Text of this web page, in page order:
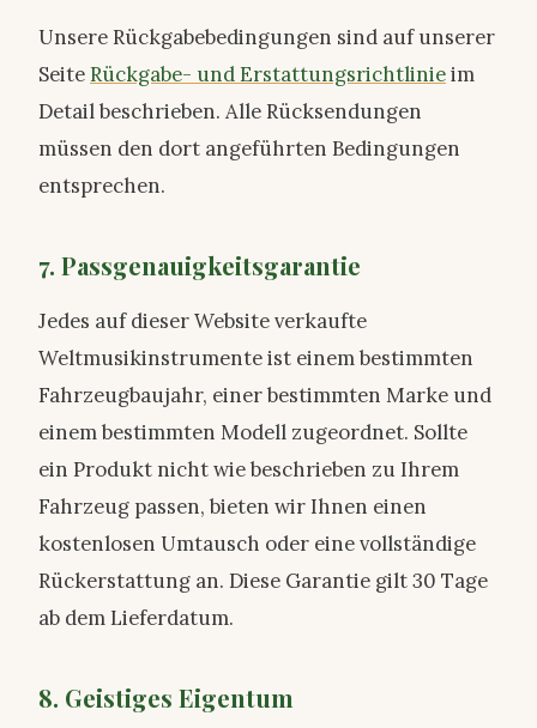
Unsere Rückgabebedingungen sind auf unserer
SeiteRückgabe- und Erstattungsrichtlinieim
Detail beschrieben. Alle Rücksendungen
müssen den dort angeführten Bedingungen
entsprechen.
7. Passgenauigkeitsgarantie
Jedes auf dieser Website verkaufte
Weltmusikinstrumente ist einem bestimmten
Fahrzeugbaujahr, einer bestimmten Marke und
einem bestimmten Modell zugeordnet. Sollte
ein Produkt nicht wie beschrieben zu Ihrem
Fahrzeug passen, bieten wir Ihnen einen
kostenlosen Umtausch oder eine vollständige
Rückerstattung an. Diese Garantie gilt 30 Tage
ab dem Lieferdatum.
8. Geistiges Eigentum